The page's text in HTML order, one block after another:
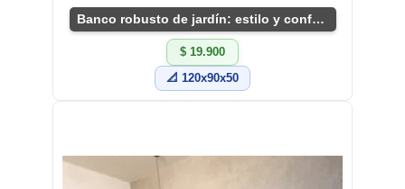
Banco robusto de jardín: estilo y confort.
$ 19.900
📐 120x90x50